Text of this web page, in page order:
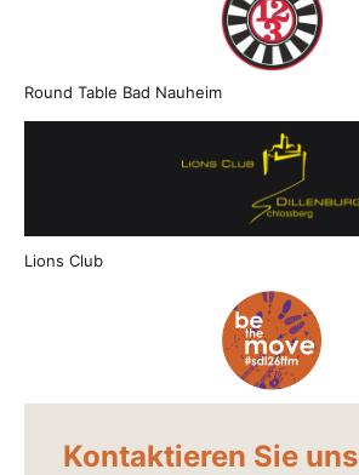
Round Table Bad Nauheim
Lions Club
Kontaktieren Sie uns